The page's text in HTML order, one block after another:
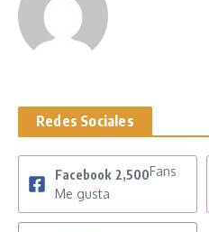
Redes Sociales
Facebook 2,500Fans
Me gusta